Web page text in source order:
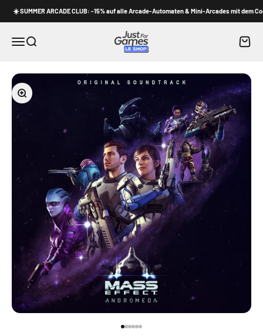
☀️ SUMMER ARCADE CLUB: -15% auf alle Arcade-Automaten & Mini-Arcades mit dem
MenüSuche
Shop Just for Games
Bild vergrößern